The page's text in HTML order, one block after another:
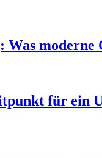
moderne
für ein